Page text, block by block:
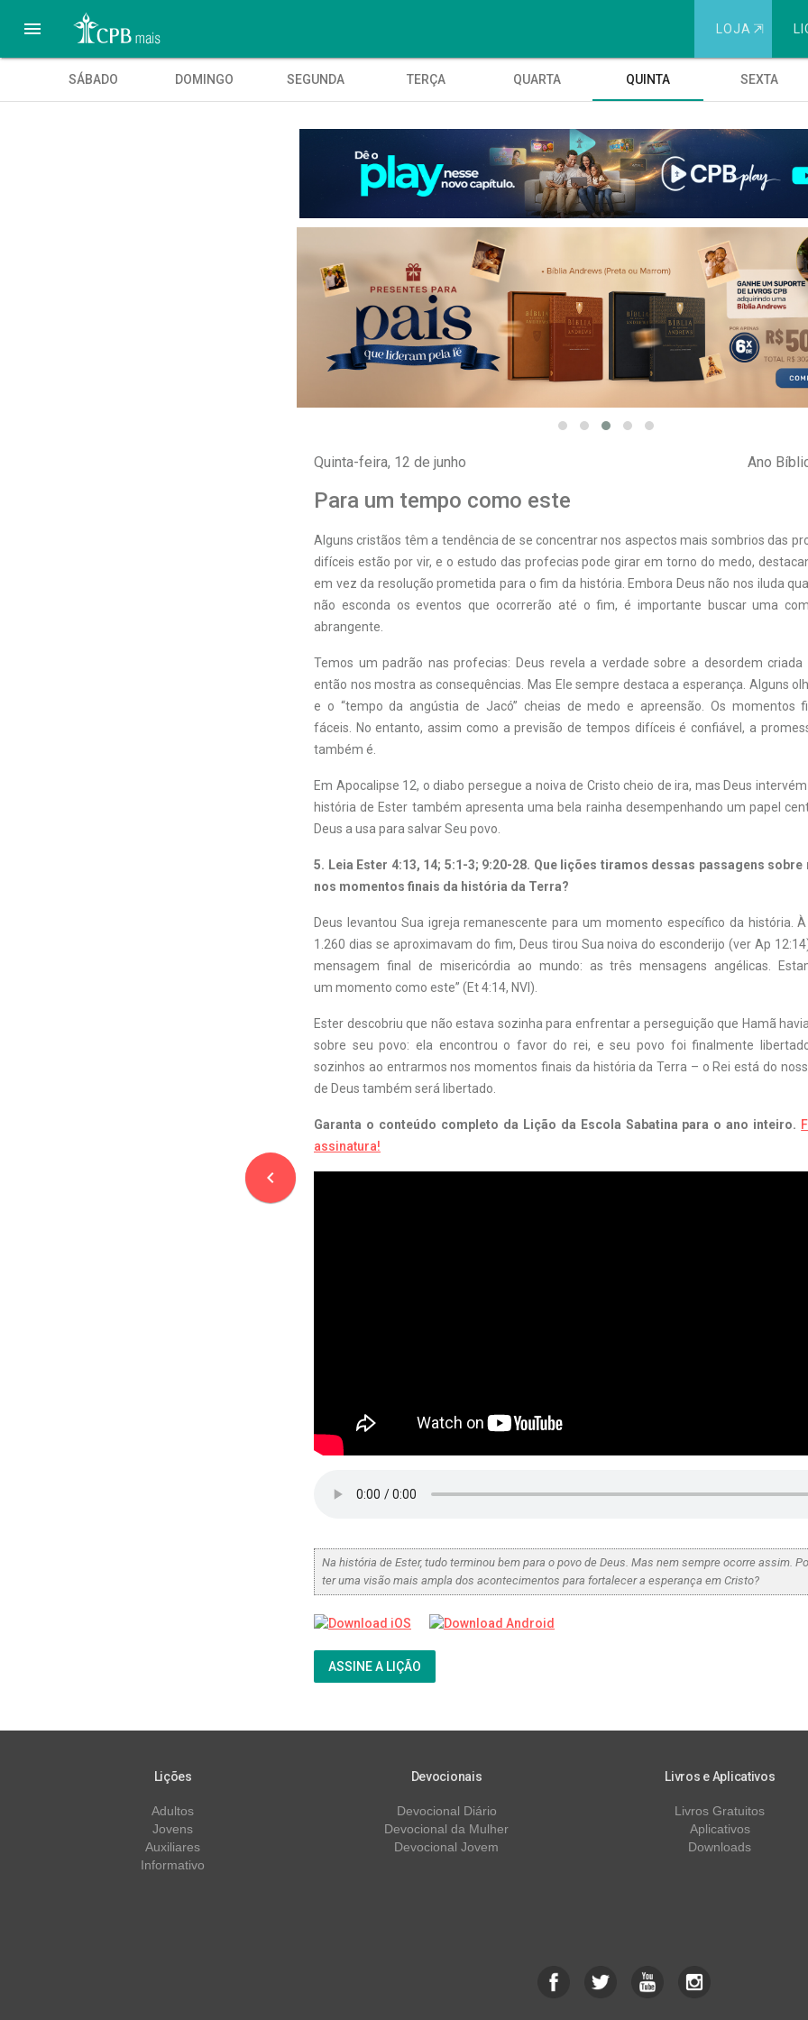
 LOJA ⇱
navigate_before
SÁBADO DOMINGO SEGUNDA TERÇA QUARTA QUINTA SEXTA
Quinta-feira, 12 de junho Ano
Para um tempo como este
Alguns cristãos têm a tendência de se concentrar nos aspectos mais sombrios das
difíceis estão por vir, e o estudo das profecias pode girar em torno do medo,
em vez da resolução prometida para o fim da história. Embora Deus não nos iluda
não esconda os eventos que ocorrerão até o fim, é importante buscar uma
abrangente.
Temos um padrão nas profecias: Deus revela a verdade sobre a desordem criada
então nos mostra as consequências. Mas Ele sempre destaca a esperança. Alguns
e o “tempo da angústia de Jacó” cheias de medo e apreensão. Os momentos
fáceis. No entanto, assim como a previsão de tempos difíceis é confiável, a
também é.
Em Apocalipse 12, o diabo persegue a noiva de Cristo cheio de ira, mas Deus
história de Ester também apresenta uma bela rainha desempenhando um papel
Deus a usa para salvar Seu povo.
5. Leia Ester 4:13, 14; 5:1-3; 9:20-28. Que lições tiramos dessas passagens
nos momentos finais da história da Terra?
Deus levantou Sua igreja remanescente para um momento específico da história.
1.260 dias se aproximavam do fim, Deus tirou Sua noiva do esconderijo (ver Ap
mensagem final de misericórdia ao mundo: as três mensagens angélicas.
um momento como este” (Et 4:14, NVI).
Ester descobriu que não estava sozinha para enfrentar a perseguição que Hamã
sobre seu povo: ela encontrou o favor do rei, e seu povo foi finalmente
sozinhos ao entrarmos nos momentos finais da história da Terra – o Rei está do
de Deus também será libertado.
Garanta o conteúdo completo da Lição da Escola Sabatina para o ano inteiro.
assinatura!
Na história de Ester, tudo terminou bem para o povo de Deus. Mas nem sempre ocorre assim.
ter uma visão mais ampla dos acontecimentos para fortalecer a esperança em Cristo?
ASSINE A LIÇÃO
Lições
Adultos
Jovens
Auxiliares
Informativo
Devocionais
Devocional Diário
Devocional da Mulher
Devocional Jovem
Livros e Aplicativos
Livros Gratuitos
Aplicativos
Downloads